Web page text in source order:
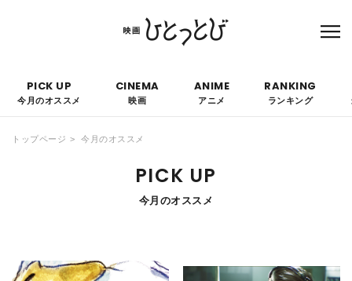
て優遇されることはありません。
PICK UP
今月のオススメ
CINEMA
映画
ANIME
アニメ
RANKING
ランキング
トップページ 今月のオススメ
PICK UP
今月のオススメ